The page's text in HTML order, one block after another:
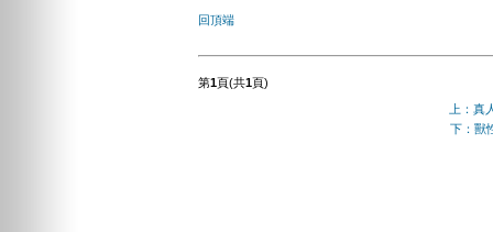
回頂端
第1頁(共1頁)
上：真
下：獸